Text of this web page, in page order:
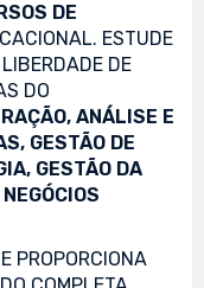
DE
ESTUDE
DE
DO
ANÁLISE E
GESTÃO DE
GESTÃO DA
NEGÓCIOS
PROPORCIONA